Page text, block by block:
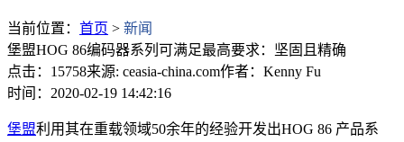
当前位置： 首页 > 新闻
堡盟HOG 86编码器系列可满足最高要求：坚固且精确
点击：15758来源: ceasia-china.com作者：Kenny Fu
时间：2020-02-19 14:42:16
堡盟利用其在重载领域50余年的经验开发出HOG 86 产品系